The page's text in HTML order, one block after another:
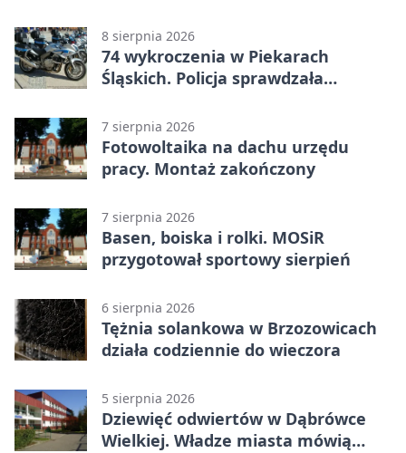
8 sierpnia 2026
74 wykroczenia w Piekarach
Śląskich. Policja sprawdzała
7 sierpnia 2026
Fotowoltaika na dachu urzędu
pracy. Montaż zakończony
7 sierpnia 2026
Basen, boiska i rolki. MOSiR
przygotował sportowy sierpień
6 sierpnia 2026
Tężnia solankowa w Brzozowicach
działa codziennie do wieczora
5 sierpnia 2026
Dziewięć odwiertów w Dąbrówce
Wielkiej. Władze miasta mówią